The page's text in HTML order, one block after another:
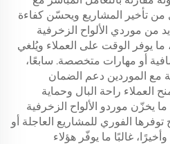
من تأخير المشاريع ويحسّن كفاءة
من موردي الألواح الزخرفية
الوقت على العملاء ويُلغي
أو مهارات متخصصة. سابعًا،
مع الموردين دعم الضمان
راحة البال وحماية
ما يخزّن موردو الألواح الزخرفية
توفرها الفوري للمشاريع العاجلة أو
غالبًا ما يوفّر هؤلاء